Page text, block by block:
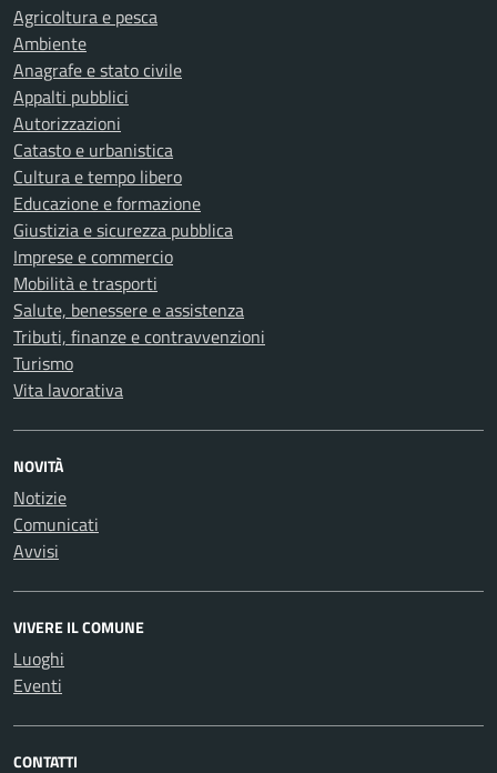
Agricoltura e pesca
Ambiente
Anagrafe e stato civile
Appalti pubblici
Autorizzazioni
Catasto e urbanistica
Cultura e tempo libero
Educazione e formazione
Giustizia e sicurezza pubblica
Imprese e commercio
Mobilità e trasporti
Salute, benessere e assistenza
Tributi, finanze e contravvenzioni
Turismo
Vita lavorativa
NOVITÀ
Notizie
Comunicati
Avvisi
VIVERE IL COMUNE
Luoghi
Eventi
CONTATTI